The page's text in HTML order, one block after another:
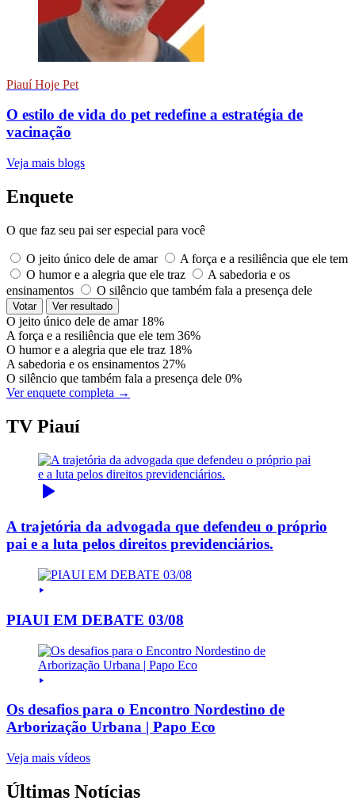
Piauí Hoje Pet
O estilo de vida do pet redefine a estratégia de
vacinação
Veja mais blogs
Enquete
O que faz seu pai ser especial para você
O jeito único dele de amar
A força e a resiliência que ele tem
O humor e a alegria que ele traz
A sabedoria e os
ensinamentos
O silêncio que também fala a presença dele
Votar Ver resultado
O jeito único dele de amar 18%
A força e a resiliência que ele tem 36%
O humor e a alegria que ele traz 18%
A sabedoria e os ensinamentos 27%
O silêncio que também fala a presença dele 0%
Ver enquete completa →
TV Piauí
A trajetória da advogada que defendeu o próprio
pai e a luta pelos direitos previdenciários.
PIAUI EM DEBATE 03/08
Os desafios para o Encontro Nordestino de
Arborização Urbana | Papo Eco
Veja mais vídeos
Últimas Notícias